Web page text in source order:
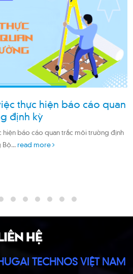
thực hiện báo cáo quan
định kỳ
hiện báo cáo quan trắc môi trường định
read more
HỆ
TECHNOS VIỆT NAM